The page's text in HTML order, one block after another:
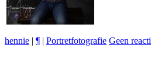
hennie | ¶ | Portretfotografie Geen